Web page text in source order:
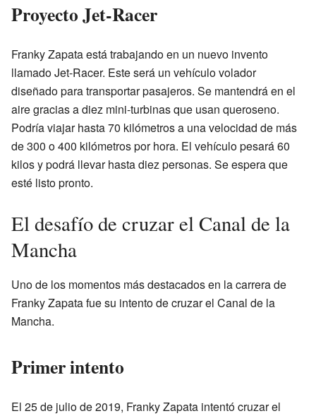
Proyecto Jet-Racer
Franky Zapata está trabajando en un nuevo invento
llamado Jet-Racer. Este será un vehículo volador
diseñado para transportar pasajeros. Se mantendrá en el
aire gracias a diez mini-turbinas que usan queroseno.
Podría viajar hasta 70 kilómetros a una velocidad de más
de 300 o 400 kilómetros por hora. El vehículo pesará 60
kilos y podrá llevar hasta diez personas. Se espera que
esté listo pronto.
El desafío de cruzar el Canal de la
Mancha
Uno de los momentos más destacados en la carrera de
Franky Zapata fue su intento de cruzar el Canal de la
Mancha.
Primer intento
El 25 de julio de 2019, Franky Zapata intentó cruzar el